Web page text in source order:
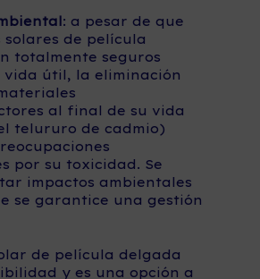
: a pesar de que
solares de película
totalmente seguros
vida útil, la eliminación
al final de su vida
telururo de cadmio)
por su toxicidad. Se
impactos ambientales
se garantice una gestión
de película delgada
y es una opción a